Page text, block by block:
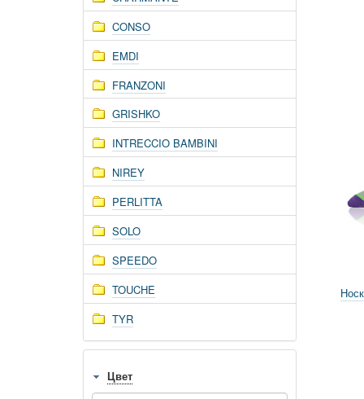
CONSO
EMDI
FRANZONI
GRISHKO
INTRECCIO BAMBINI
NIREY
PERLITTA
SOLO
SPEEDO
TOUCHE
TYR
Цвет